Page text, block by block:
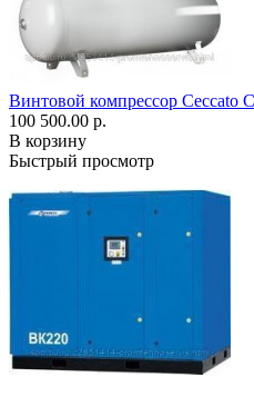
Винтовой компрессор Ceccato
100 500.00 р.
В корзину
Быстрый просмотр